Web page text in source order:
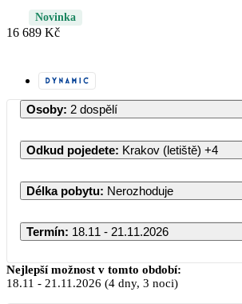
Novinka
16 689 Kč
Osoby: 2 dospělí
Odkud pojedete: Krakov (letiště) +4
Délka pobytu: Nerozhoduje
Termín: 18.11 - 21.11.2026
Listopad 2026
Nejlepší možnost v tomto období:
18.11 - 21.11.2026 (4 dny, 3 noci)